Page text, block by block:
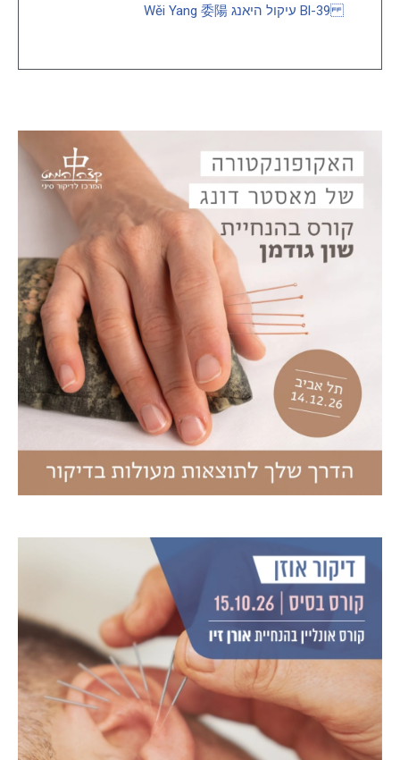
Bl-39 עיקול היאנג Wěi Yang 委陽